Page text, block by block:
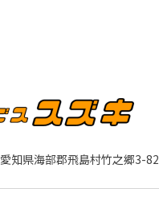
愛知県海部郡飛島村竹之郷3-82